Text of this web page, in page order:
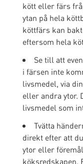
kött eller färs
ytan på hela
köttfärs kan
eftersom hela
Se till att
i färsen inte
livsmedel, via
eller andra ytor.
livsmedel som
Tvätta
direkt efter att
ytor eller
köksredskapen.